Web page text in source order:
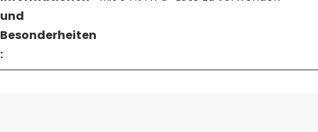
und
Besonderheiten
: